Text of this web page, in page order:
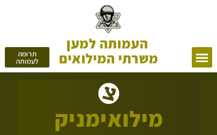
תרומה
לעמותה